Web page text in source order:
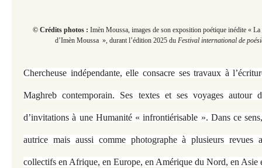
© Crédits photos : Imèn Moussa, images de son exposition poétique inédite «
d’Imèn Moussa », durantl’édition 2025 du Festival international de
Chercheuse indépendante, elle consacre ses travaux à
Maghreb contemporain. Ses textes et ses voyages autour
d’invitations à une Humanité « infrontiérisable ». Dans ce
autrice mais aussi comme photographe à plusieurs revues
collectifs en Afrique, en Europe, en Amérique du Nord, en Asie